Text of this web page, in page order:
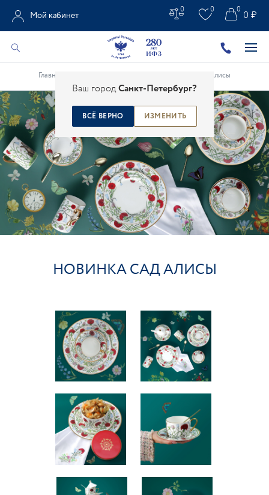
Ваш городСанкт-Петербург?
ВСЁ ВЕРНО ИЗМЕНИТЬ
Мой кабинет
0 0 0 ₽
0
Главная Новинка Сад Алисы
НОВИНКА САД АЛИСЫ